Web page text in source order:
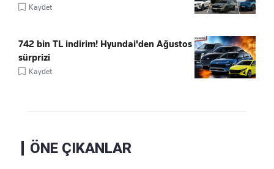
Kaydet
742 bin TL indirim! Hyundai'den Ağustos
sürprizi
Kaydet
ÖNE ÇIKANLAR